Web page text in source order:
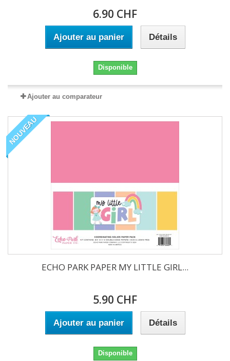
6.90 CHF
Ajouter au panier Détails
Disponible
Ajouter au comparateur
NOUVEAU
ECHO PARK PAPER MY LITTLE GIRL...
5.90 CHF
Ajouter au panier Détails
Disponible